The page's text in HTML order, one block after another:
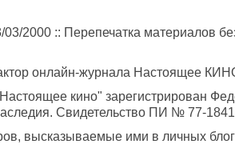
03/2000 :: Перепечатка материалов
онлайн-журнала Настоящее
кино" зарегистрирован
Свидетельство ПИ № 77-
высказываемые ими в личных